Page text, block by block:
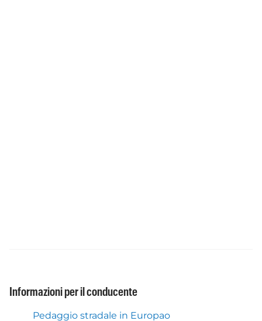
Informazioni per il conducente
Pedaggio stradale in Europao